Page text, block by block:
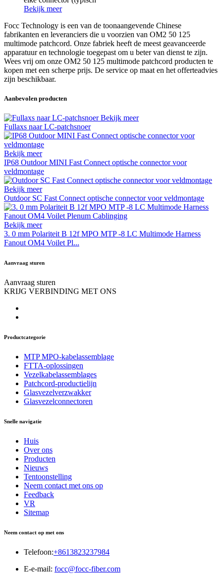
Bekijk meer
Focc Technology is een van de toonaangevende Chinese
fabrikanten en leveranciers die u voorzien van OM2 50 125
multimode patchcord. Onze fabriek heeft de meest geavanceerde
apparatuur en technologie toegepast om u beter van dienst te zijn.
Wees vrij om onze OM2 50 125 multimode patchcord producten te
kopen met een scherpe prijs. De service op maat en het offerteadvies
zijn beschikbaar.
Aanbevolen producten
Bekijk meer
Fullaxs naar LC-patchsnoer
Bekijk meer
IP68 Outdoor MINI Fast Connect optische connector voor
veldmontage
Bekijk meer
Outdoor SC Fast Connect optische connector voor veldmontage
Bekijk meer
3. 0 mm Polariteit B 12f MPO MTP -8 LC Multimode Harness
Fanout OM4 Voilet Pl...
Aanvraag sturen
Aanvraag sturen
KRIJG VERBINDING MET ONS
Productcategorie
MTP MPO-kabelassemblage
FTTA-oplossingen
Vezelkabelassemblages
Patchcord-productielijn
Glasvezelverzwakker
Glasvezelconnectoren
Snelle navigatie
Huis
Over ons
Producten
Nieuws
Tentoonstelling
Neem contact met ons op
Feedback
VR
Sitemap
Neem contact op met ons
Telefoon:+8613823237984
E-e-mail: focc@focc-fiber.com